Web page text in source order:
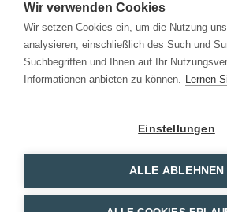
Nützliches
Immobilienwissen
Formulare & Rechner
Expert:innen
Info
Wir verwenden Cookies
Wir setzen Cookies ein, um die Nutzung
analysieren, einschließlich des Such und
Suchbegriffen und Ihnen auf Ihr
Informationen anbieten zu können. Lernen
Einstellungen
ALLE ABLEHNEN